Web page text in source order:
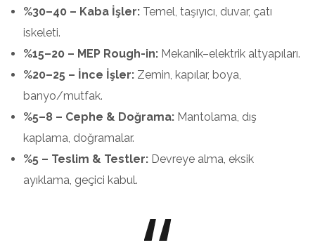
%30–40 – Kaba İşler: Temel, taşıyıcı, duvar, çatı
iskeleti.
%15–20 – MEP Rough-in: Mekanik–elektrik altyapıları.
%20–25 – İnce İşler: Zemin, kapılar, boya,
banyo/mutfak.
%5–8 – Cephe & Doğrama: Mantolama, dış
kaplama, doğramalar.
%5 – Teslim & Testler: Devreye alma, eksik
ayıklama, geçici kabul.